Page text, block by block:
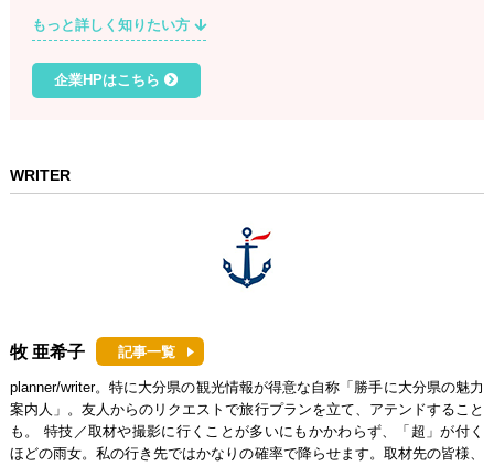
もっと詳しく知りたい方
企業HPはこちら
WRITER
牧 亜希子 記事一覧
planner/writer。特に大分県の観光情報が得意な自称「勝手に大分県の魅力
案内人」。友人からのリクエストで旅行プランを立て、アテンドすること
も。 特技／取材や撮影に行くことが多いにもかかわらず、「超」が付く
ほどの雨女。私の行き先ではかなりの確率で降らせます。取材先の皆様、